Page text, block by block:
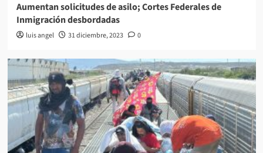
Aumentan solicitudes de asilo; Cortes Federales de
Inmigración desbordadas
luis angel 31 diciembre, 2023 0